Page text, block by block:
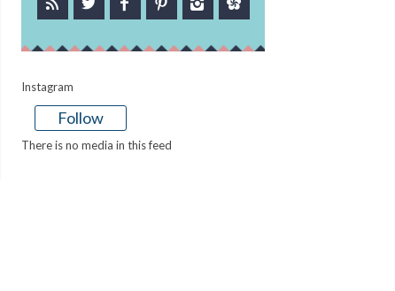
Instagram
Follow
There is no media in this feed